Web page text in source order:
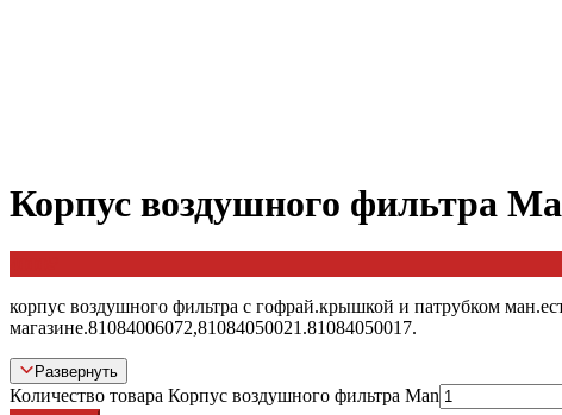
Корпус воздушного фильтра
корпус воздушного фильтра с гофрай.крышкой и патрубком
магазине.81084006072,81084050021.81084050017.
Развернуть
Количество товара Корпус воздушного фильтра Man